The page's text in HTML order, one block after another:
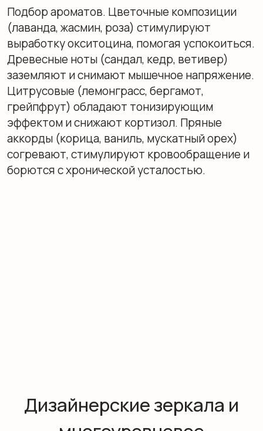
полотна и изделия со сложной
геометрией. Освещение проектируется
по многоуровневому принципу: базовый
верхний свет, локальная подсветка зон и
декоративное свечение ниш. Для
естественной передачи оттенков кожи
используются светодиоды с индексом
цветопередачи (CRI) не ниже 90.
Влагозащита светильников у раковины —
минимум IP44, в душевой — IP65+, а для
сложных зон — IP67–IP68. Интеграция со
smart-системами позволяет